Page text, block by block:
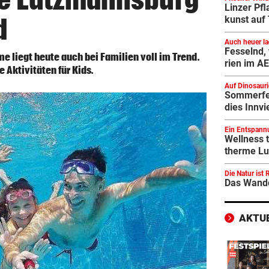
liegt heute auch bei Familien voll im Trend.
Aktivitäten für Kids.
und Alt über
Compagnien
Linzer
kunst auf
Auch heuer
19. Juli bis
rien im
Auf
eintauchen
gewinnen –
ganze
dies
Ein
auch bei
meistens
Well­ness
therme
Die Natur ist
Alltag der
ist, liegt ein
Das